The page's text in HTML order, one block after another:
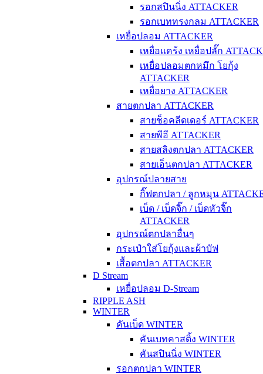
รอกสปินนิ่ง ATTACKER
รอกเบททรงกลม ATTACKER
เหยื่อปลอม ATTACKER
เหยื่อแคร้ง เหยื่อปลั๊ก
เหยื่อปลอมตกหมึก โยกุ้ง
ATTACKER
เหยื่อยาง ATTACKER
สายตกปลา ATTACKER
สายช็อคลีดเดอร์ ATTACKER
สายพีอี ATTACKER
สายสลิงตกปลา ATTACKER
สายเอ็นตกปลา ATTACKER
อุปกรณ์ปลายสาย
กิ๊ฟตกปลา / ลูกหมุน
เบ็ด / เบ็ดจิ๊ก / เบ็ดหัวจิ๊ก
ATTACKER
อุปกรณ์ตกปลาอื่นๆ
กระเป๋าใส่โยกุ้งและผ้าบัฟ
เสื้อตกปลา ATTACKER
D Stream
เหยื่อปลอม D-Stream
RIPPLE ASH
WINTER
คันเบ็ด WINTER
คันเบทคาสติ้ง WINTER
คันสปินนิ่ง WINTER
รอกตกปลา WINTER